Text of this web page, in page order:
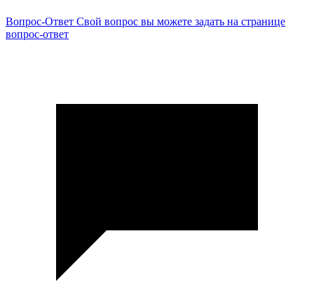
Вопрос-Ответ Свой вопрос вы можете задать на странице
вопрос-ответ